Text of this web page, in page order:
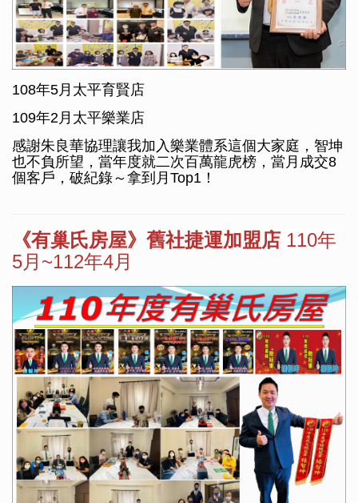
108年5月太平育賢店
109年2月太平樂業店
感謝朱良華協理讓我加入樂業體系這個大家庭，智坤
也不負所望，當年度就二次百萬龍虎榜，當月成交8
個客戶，破紀錄～拿到月Top1！
《有巢氏房屋》舊社捷運加盟店 110年
5月~112年4月